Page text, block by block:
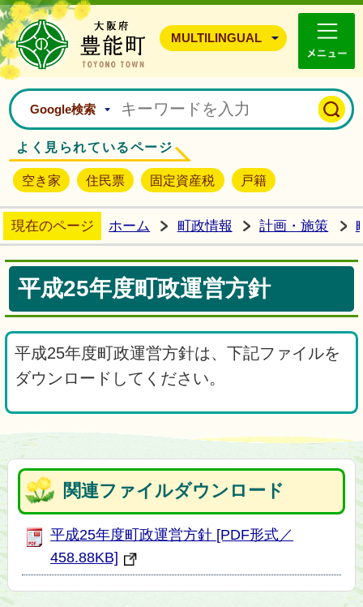
豊能町ホームページ
MULTILINGUAL
Google検索
よく見られているページ
空き家 住民票 固定資産税 戸籍
現在のページ ホーム 町政情報 計画・施策
平成25年度町政運営方針
平成25年度町政運営方針は、下記ファイルを
ダウンロードしてください。
関連ファイルダウンロード
平成25年度町政運営方針 [PDF形式／
458.88KB]